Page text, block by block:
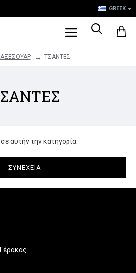
GREEK
ΑΞΕΣΟΥΑΡ ΤΣΑΝΤΕΣ
αυτήν την κατηγορία.
ΣΥΝΈΧΕΙΑ